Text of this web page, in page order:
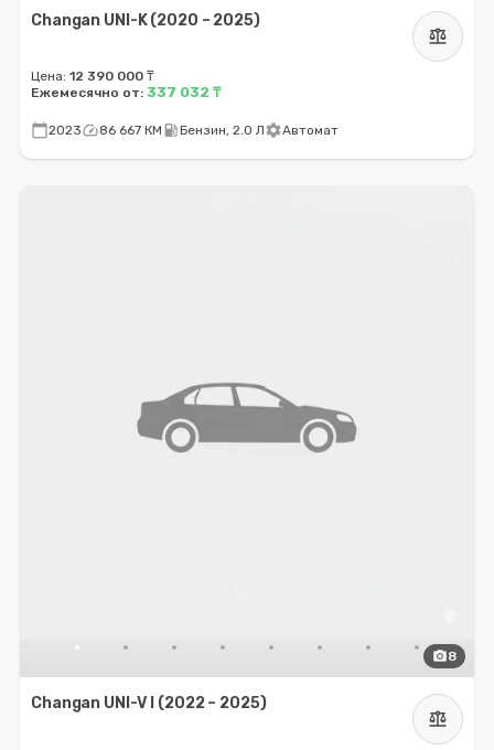
Changan UNI-K (2020 – 2025)
balance
Цена: 12 390 000 ₸
Ежемесячно от: 337 032 ₸
calendar_today2023speed86 667 КМ local_gas_stationБензин, 2.0 ЛsettingsАвтомат
photo_camera8
Changan UNI-V I (2022 – 2025)
balance